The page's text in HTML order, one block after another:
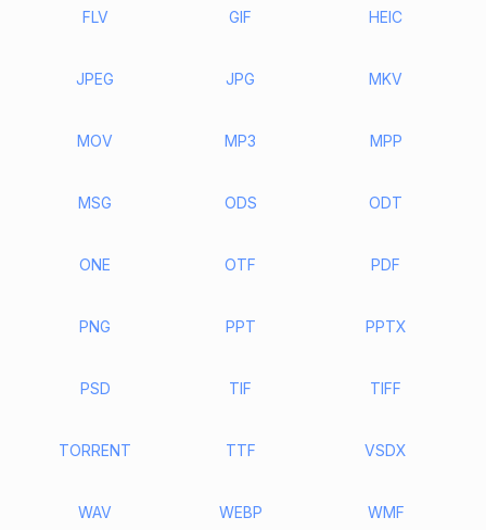
FLV GIF HEIC
JPEG JPG MKV
MOV MP3 MPP
MSG ODS ODT
ONE OTF PDF
PNG PPT PPTX
PSD TIF TIFF
TORRENT TTF VSDX
WAV WEBP WMF